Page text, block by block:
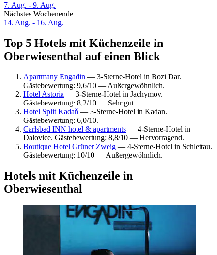
7. Aug. - 9. Aug.
Nächstes Wochenende
14. Aug. - 16. Aug.
Top 5 Hotels mit Küchenzeile in
Oberwiesenthal auf einen Blick
Apartmany Engadin — 3-Sterne-Hotel in Bozi Dar.
Gästebewertung: 9,6/10 — Außergewöhnlich.
Hotel Astoria — 3-Sterne-Hotel in Jachymov.
Gästebewertung: 8,2/10 — Sehr gut.
Hotel Split Kadaň — 3-Sterne-Hotel in Kadan.
Gästebewertung: 6,0/10.
Carlsbad INN hotel & apartments — 4-Sterne-Hotel in
Dalovice. Gästebewertung: 8,8/10 — Hervorragend.
Boutique Hotel Grüner Zweig — 4-Sterne-Hotel in Schlettau.
Gästebewertung: 10/10 — Außergewöhnlich.
Hotels mit Küchenzeile in
Oberwiesenthal